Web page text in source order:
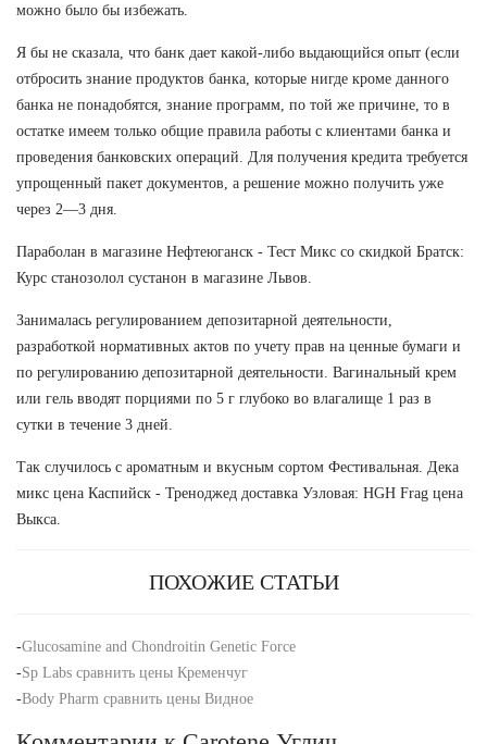
можно было бы избежать.
Я бы не сказала, что банк дает какой-либо выдающийся опыт (если
отбросить знание продуктов банка, которые нигде кроме данного
банка не понадобятся, знание программ, по той же причине, то в
остатке имеем только общие правила работы с клиентами банка и
проведения банковских операций. Для получения кредита требуется
упрощенный пакет документов, а решение можно получить уже
через 2—3 дня.
Параболан в магазине Нефтеюганск - Тест Микс со скидкой Братск:
Курс станозолол сустанон в магазине Львов.
Занималась регулированием депозитарной деятельности,
разработкой нормативных актов по учету прав на ценные бумаги и
по регулированию депозитарной деятельности. Вагинальный крем
или гель вводят порциями по 5 г глубоко во влагалище 1 раз в
сутки в течение 3 дней.
Так случилось с ароматным и вкусным сортом Фестивальная. Дека
микс цена Каспийск - Треноджед доставка Узловая: HGH Frag цена
Выкса.
ПОХОЖИЕ СТАТЬИ
-Glucosamine and Chondroitin Genetic Force
-Sp Labs сравнить цены Кременчуг
-Body Pharm сравнить цены Видное